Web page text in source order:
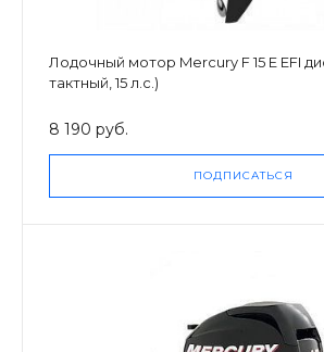
Лодочный мотор Mercury F 15 E EFI
тактный, 15 л.с.)
8 190 руб.
ПОДПИСАТЬСЯ